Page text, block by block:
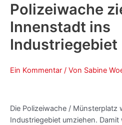
Polizeiwache
Innenstadt ins
Industriegebiet
Ein Kommentar / Von Sabine
Die Polizeiwache / Münsterplatz
Industriegebiet umziehen.